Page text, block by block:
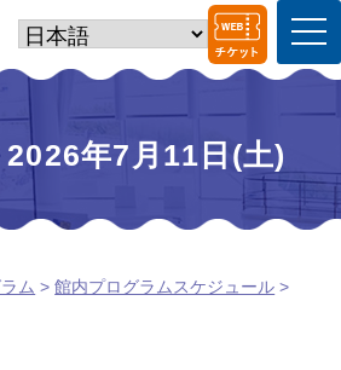
t
o
g
l
a
v
i
年7月11日(土)
ム >館内プログラムスケジュール >